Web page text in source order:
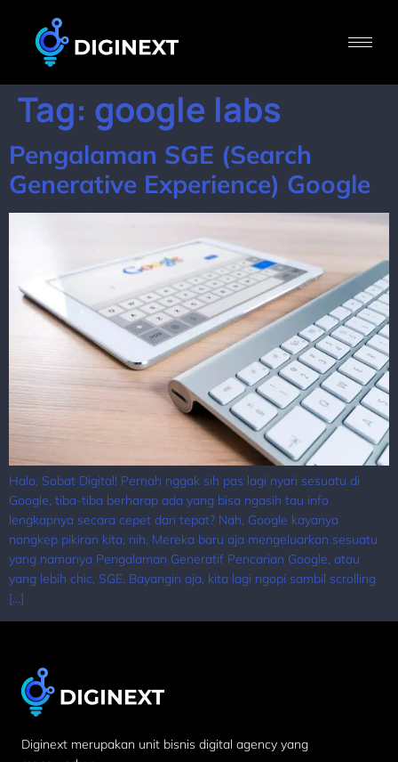
Tag: google labs
Pengalaman SGE (Search
Generative Experience) Google
Halo, Sobat Digital! Pernah nggak sih pas lagi nyari sesuatu di
Google, tiba-tiba berharap ada yang bisa ngasih tau info
lengkapnya secara cepet dan tepat? Nah, Google kayanya
nangkep pikiran kita, nih. Mereka baru aja mengeluarkan sesuatu
yang namanya Pengalaman Generatif Pencarian Google, atau
yang lebih chic, SGE. Bayangin aja, kita lagi ngopi sambil scrolling
[…]
Diginext merupakan unit bisnis digital agency yang